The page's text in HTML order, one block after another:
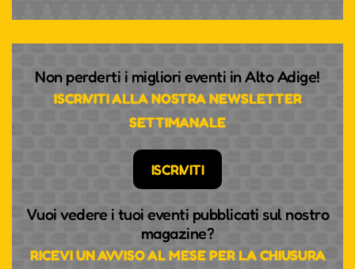
Non perderti i migliori eventi in Alto Adige!
ISCRIVITI ALLA NOSTRA NEWSLETTER
SETTIMANALE
ISCRIVITI
Vuoi vedere i tuoi eventi pubblicati sul nostro
magazine?
RICEVI UN AVVISO AL MESE PER LA CHIUSURA